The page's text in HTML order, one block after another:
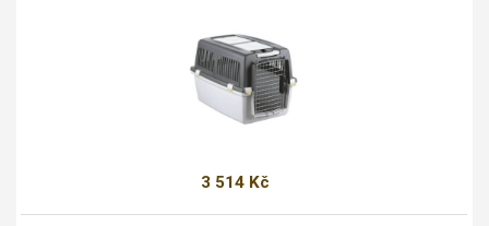
3 514 Kč